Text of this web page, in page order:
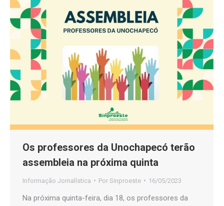
Os professores da Unochapecó terão
assembleia na próxima quinta
Informação Jornalística Por Sinproeste 16/05/2023
Na próxima quinta-feira, dia 18, os professores da